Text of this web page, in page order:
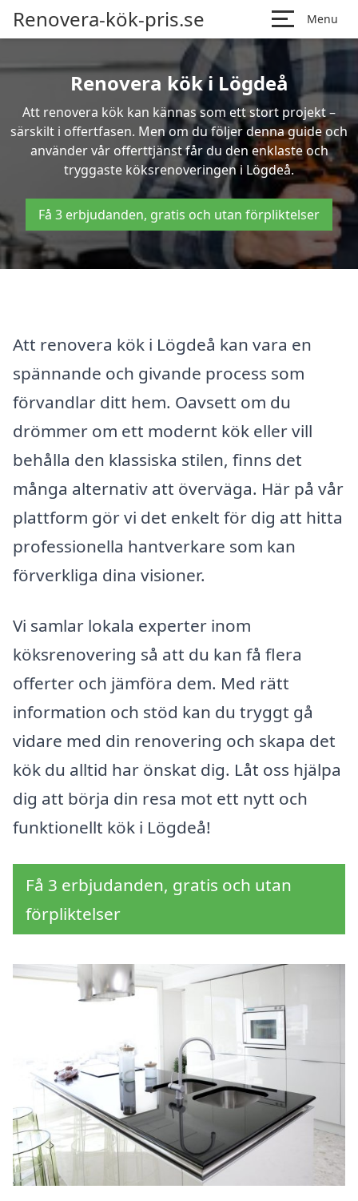
Renovera-kök-pris.se Menu
Renovera kök i Lögdeå
Att renovera kök kan kännas som ett stort projekt –
särskilt i offertfasen. Men om du följer denna guide och
använder vår offerttjänst får du den enklaste och
tryggaste köksrenoveringen i Lögdeå.
Få 3 erbjudanden, gratis och utan förpliktelser
Att renovera kök i Lögdeå kan vara en
spännande och givande process som
förvandlar ditt hem. Oavsett om du
drömmer om ett modernt kök eller vill
behålla den klassiska stilen, finns det
många alternativ att överväga. Här på vår
plattform gör vi det enkelt för dig att hitta
professionella hantverkare som kan
förverkliga dina visioner.
Vi samlar lokala experter inom
köksrenovering så att du kan få flera
offerter och jämföra dem. Med rätt
information och stöd kan du tryggt gå
vidare med din renovering och skapa det
kök du alltid har önskat dig. Låt oss hjälpa
dig att börja din resa mot ett nytt och
funktionellt kök i Lögdeå!
Få 3 erbjudanden, gratis och utan
förpliktelser